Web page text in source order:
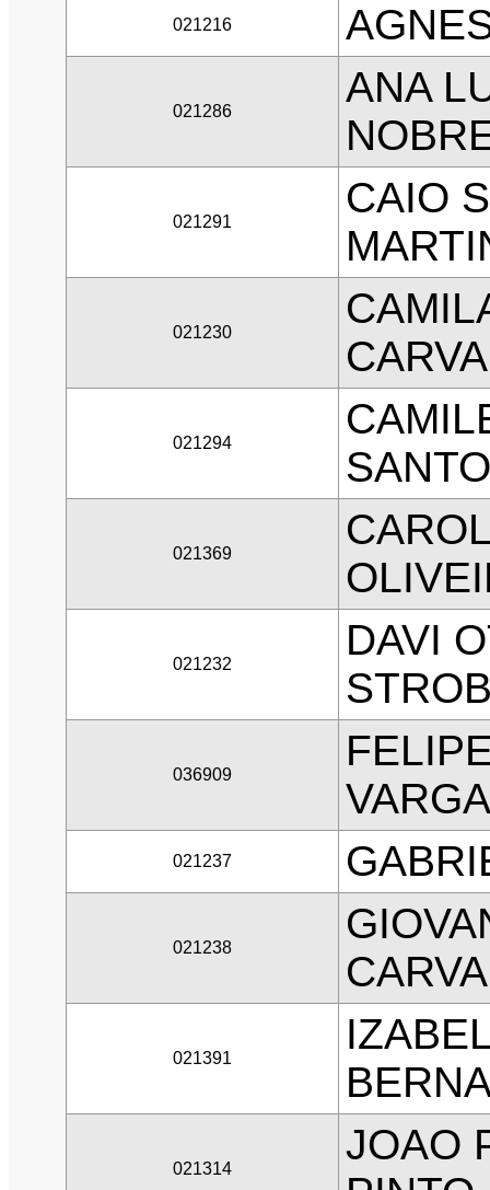
021216
021286
ANA
021291
CAIO
021230
021294
021369
021232
DAVI
036909
021237
021238
021391
021314
JOAO